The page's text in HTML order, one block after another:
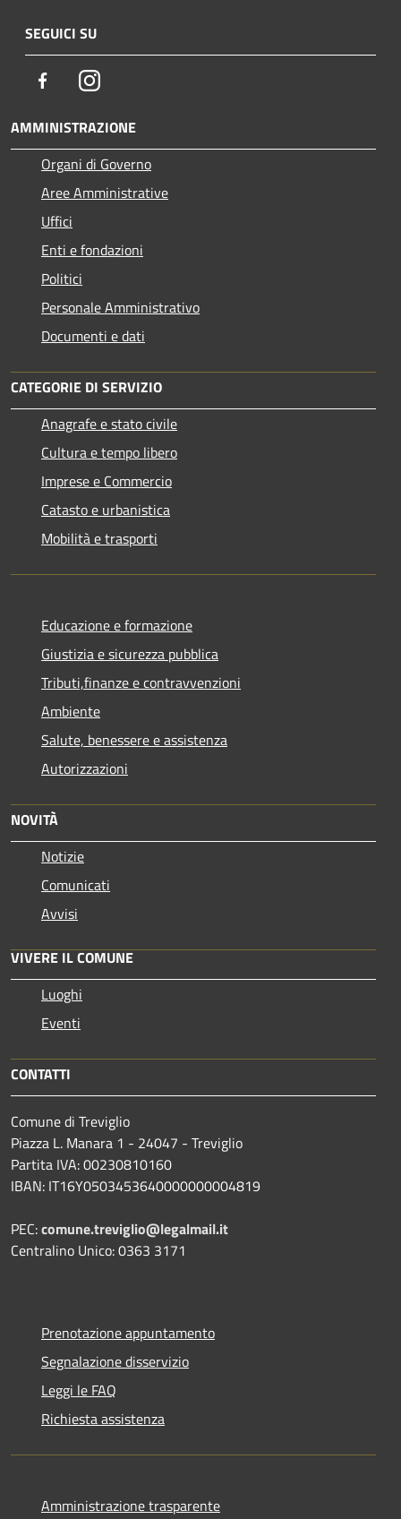
SEGUICI SU
FacebookInstagram
AMMINISTRAZIONE
Organi di Governo
Aree Amministrative
Uffici
Enti e fondazioni
Politici
Personale Amministrativo
Documenti e dati
CATEGORIE DI SERVIZIO
Anagrafe e stato civile
Cultura e tempo libero
Imprese e Commercio
Catasto e urbanistica
Mobilità e trasporti
Educazione e formazione
Giustizia e sicurezza pubblica
Tributi,finanze e contravvenzioni
Ambiente
Salute, benessere e assistenza
Autorizzazioni
NOVITÀ
Notizie
Comunicati
Avvisi
VIVERE IL COMUNE
Luoghi
Eventi
CONTATTI
Comune di Treviglio
Piazza L. Manara 1 - 24047 - Treviglio
Partita IVA: 00230810160
IBAN: IT16Y0503453640000000004819
PEC:comune.treviglio@legalmail.it
Centralino Unico: 0363 3171
Prenotazione appuntamento
Segnalazione disservizio
Leggi le FAQ
Richiesta assistenza
Amministrazione trasparente